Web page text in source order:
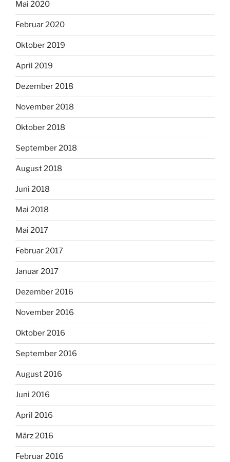
Mai 2020
Februar 2020
Oktober 2019
April 2019
Dezember 2018
November 2018
Oktober 2018
September 2018
August 2018
Juni 2018
Mai 2018
Mai 2017
Februar 2017
Januar 2017
Dezember 2016
November 2016
Oktober 2016
September 2016
August 2016
Juni 2016
April 2016
März 2016
Februar 2016